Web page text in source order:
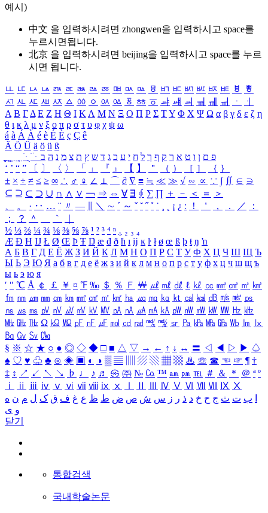
예시)
中文 을 입력하시려면 zhongwen을 입력하시고 space를
누르시면됩니다.
北京 을 입력하시려면 beijing을 입력하시고 space를 누르
시면 됩니다.
ㅥ ㅦ ㅧ ㅨ ㅩ ㅪ ㅫ ㅬ ㅭ ㅮ ㅯ ㅰ ㅱ ㅲ ㅳ ㅴ ㅵ ㅶ ㅷ ㅸ
ㅹ
ㅺ ㅻ ㅼ ㅽ ㅾ ㅿ ㆀ ㆁ ㆂ ㆃ ㆄ ㆅ ㆆ ㆇ ㆈ ㆉ ㆊ ㆋ ㆌ ㆍ
ㆎ
Α Β ΓΔ Ε Ζ Η Θ Ι ΚΛ Μ Ν Ξ Ο Π Ρ Σ ΤΥ Φ Χ Ψ Ω α β γ δ ε ζ η
θ ι κ λ μ ν ξ ο π ρ σ τ υ φ χ ψ ω
á à Á À é è É È ç Ç ê
Ä Ö Ü ä ö ü ß
ִֶֹ ֻּ ׁׂ פ ם ן ו ט א ר ק ף ך ל ח י ע כ ג ד ש ץ ת צ מ נ ה ב
‘ ’ “ ” 〔 〕 〈 〉 「 」 『 』 【 】 ＂ （ ） ［ ］ ｛ ｝
± × ÷ ≠ ≤ ≥ ∞ ∴ ♂ ♀ ∠ ⊥ ⌒ ∂ ∇ ≡ ≒ ≪ ≫ √ ∽ ∝ ∵ ∫ ∬ ∈ ∋
⊆ ⊇ ⊂ ⊃ ∪ ∩ ∧ ∨ ￢ ⇒ ⇔ ∀ ∃ ∮ ∑ ∏ ＋ － ＜ ＝
＞
、
。 · ‥ … ¨ 〃 ― ＼ ∼ ´ ～ ˇ ˘ ˝ ˚ ˙ ¸ ¡ ¿ ː ！ ＇ ， ． ／
：
；
？ ＾ ｀
½ ⅓ ⅔ ¼ ¾ ⅛ ⅜ ⅝ ⅞ ¹ ² ³ ⁴ ⁿ ₁ ₂ ₃ ₄
Æ Ð Ħ Ĳ Ł Ø Œ Þ Ŧ Ŋ æ đ ð ħ ı ĳ ĸ ŀ ł ø œ ß þ ŧ ŋ ŉ
А Б В Г Д Е Ё Ж З И Й К Л М Н О П Р С Т У Ф Х Ц Ч Ш Щ Ъ
Ы Ь Э Ю Я а б в г д е ё ж з и й к л м н о п р с т у ф х ц ч ш щ ъ
ы ь э ю я
′ ″ ℃ Å ￠ ￡ ￥ ¤ ℉ ‰ ＄ ％ Ｆ ￦ ㎕ ㎖ ㎗ ℓ ㎘ ㏄ ㎣ ㎤ ㎥ ㎦
㎙ ㎚ ㎛ ㎜ ㎝ ㎞ ㎟ ㎠ ㎡ ㎢ ㏊ ㎍ ㎎ ㎏ ㏏ ㎈ ㎉ ㏈ ㎧ ㎨ ㎰
㎱ ㎲ ㎳ ㎴ ㎵ ㎶ ㎷ ㎸ ㎹ ㎀ ㎁ ㎂ ㎃ ㎄ ㎺ ㎻ ㎽ ㎾ ㎿ ㎐ ㎑
㎒ ㎓ ㎔ Ω ㏀ ㏁ ㎊ ㎋ ㎌ ㏖ ㏅ ㎭ ㎮ ㎯ ㏛ ㎩ ㎪ ㎫ ㎬ ㏝ ㏐
㏓
㏃ ㏉ ㏜ ㏆
§ ※ ☆ ★ ○ ● ◎ ◇ ◆ □ ■ △ ▽ → ← ↑ ↓ ↔ 〓 ◁ ◀ ▷ ▶ ♤
♠ ♡ ♥ ♧ ♣ ⊙ ◈ ▣ ◐ ◑ ▒ ▤ ▨ ▧ ▦ ▩ ♨ ☏ ☎ ☜ ☞ ¶ †
‡ ↕ ↗ ↙ ↖ ↘ ♭ ♩ ♪ ♬ ㉿ ㈜ № ㏇ ™ ㏂ ㏘ ℡ ＃ ＆ ＊ ＠ ª º
ⅰ
ⅱ ⅲ ⅳ ⅴ ⅵ ⅶ ⅷ ⅸ ⅹ Ⅳ Ⅴ Ⅵ Ⅶ Ⅷ Ⅸ Ⅹ
ب ت ث ج ح خ د ذ ر ز س ش ص ض ط ظ ع غ ف ق ک ل م ن ه
و ی
닫기
통합검색
국내학술논문